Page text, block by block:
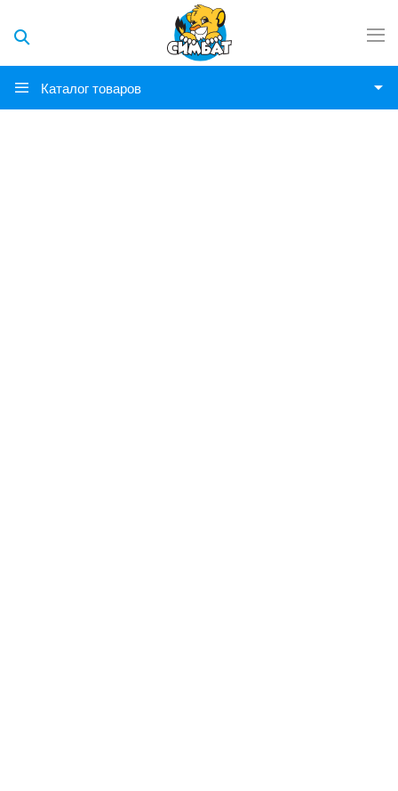
Каталог товаров